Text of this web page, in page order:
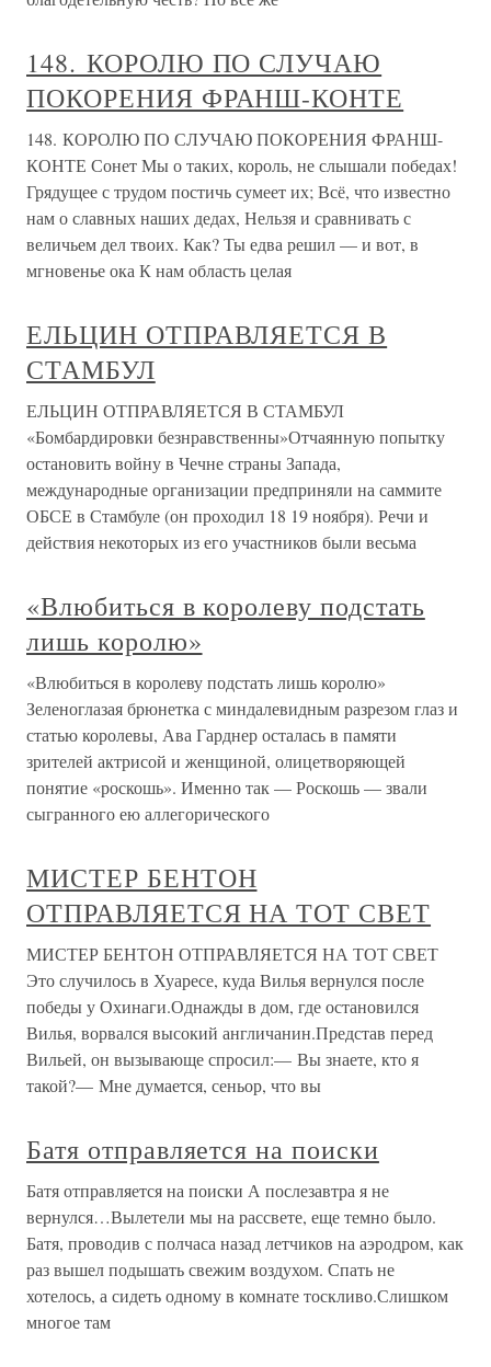
148. КОРОЛЮ ПО СЛУЧАЮ
ПОКОРЕНИЯ ФРАНШ-КОНТЕ
148. КОРОЛЮ ПО СЛУЧАЮ ПОКОРЕНИЯ ФРАНШ-
КОНТЕ Сонет Мы о таких, король, не слышали победах!
Грядущее с трудом постичь сумеет их; Всё, что известно
нам о славных наших дедах, Нельзя и сравнивать с
величьем дел твоих. Как? Ты едва решил — и вот, в
мгновенье ока К нам область целая
ЕЛЬЦИН ОТПРАВЛЯЕТСЯ В
СТАМБУЛ
ЕЛЬЦИН ОТПРАВЛЯЕТСЯ В СТАМБУЛ
«Бомбардировки безнравственны»Отчаянную попытку
остановить войну в Чечне страны Запада,
международные организации предприняли на саммите
ОБСЕ в Стамбуле (он проходил 18 19 ноября). Речи и
действия некоторых из его участников были весьма
«Влюбиться в королеву подстать
лишь королю»
«Влюбиться в королеву подстать лишь королю»
Зеленоглазая брюнетка с миндалевидным разрезом глаз и
статью королевы, Ава Гарднер осталась в памяти
зрителей актрисой и женщиной, олицетворяющей
понятие «роскошь». Именно так — Роскошь — звали
сыгранного ею аллегорического
МИСТЕР БЕНТОН
ОТПРАВЛЯЕТСЯ НА ТОТ СВЕТ
МИСТЕР БЕНТОН ОТПРАВЛЯЕТСЯ НА ТОТ СВЕТ
Это случилось в Хуаресе, куда Вилья вернулся после
победы у Охинаги.Однажды в дом, где остановился
Вилья, ворвался высокий англичанин.Представ перед
Вильей, он вызывающе спросил:— Вы знаете, кто я
такой?— Мне думается, сеньор, что вы
Батя отправляется на поиски
Батя отправляется на поиски А послезавтра я не
вернулся…Вылетели мы на рассвете, еще темно было.
Батя, проводив с полчаса назад летчиков на аэродром, как
раз вышел подышать свежим воздухом. Спать не
хотелось, а сидеть одному в комнате тоскливо.Слишком
многое там